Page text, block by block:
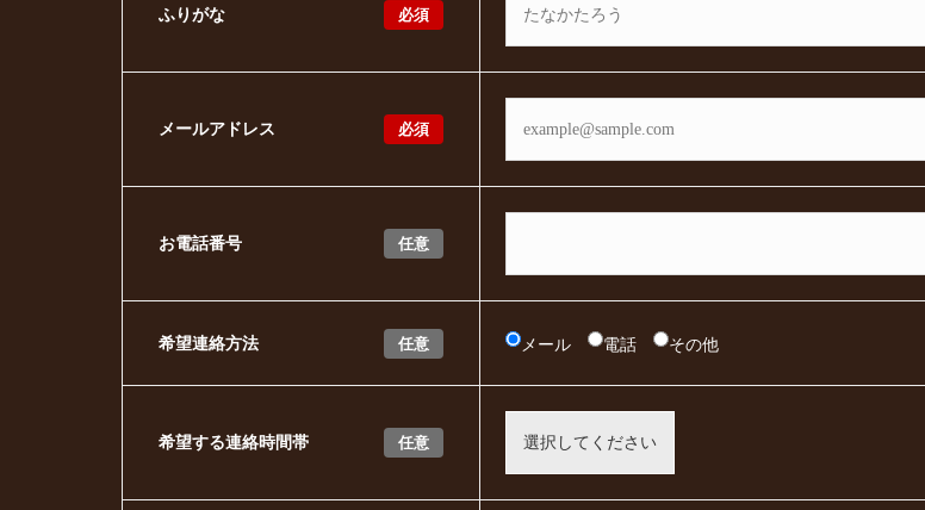
必須
ふりがな
必須
メールアドレス
任意
お電話番号
任意
希望連絡方法 メール 電話 その他
任意
希望する連絡時間帯